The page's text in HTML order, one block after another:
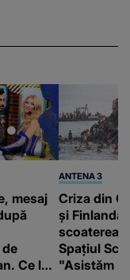
mesaj
Ce le-
ANTENA 3
Criza din
și Finlanda
scoaterea
Spațiul
"Asistăm